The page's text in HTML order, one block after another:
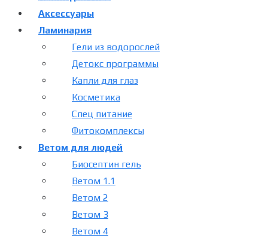
Аксессуары
Ламинария
Гели из водорослей
Детокс программы
Капли для глаз
Косметика
Спец питание
Фитокомплексы
Ветом для людей
Биосептин гель
Ветом 1.1
Ветом 2
Ветом 3
Ветом 4